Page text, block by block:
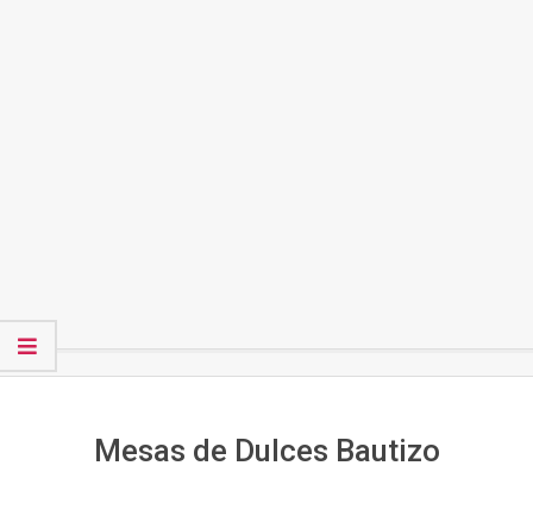
Secondary
Mesas de Dulces Bautizo